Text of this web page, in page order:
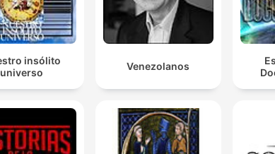
planowania samego manewru.
00:07:23 · Przyczyny wypadku z 2007 roku według
Zakłady odpowiedzialne za zaprojektowanie i
wyprodukowanie maszyny wydały
tragedii doprowadziły samowolne modyfikacje
elektronicznych systemów sterowania.
insólito
universo
Venezolanos